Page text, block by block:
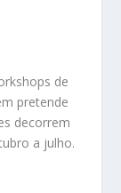
de
pretende
decorrem
a julho.